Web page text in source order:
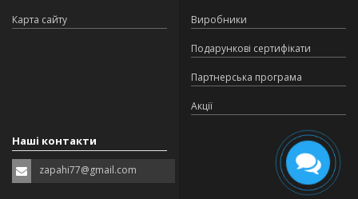
Карта сайту Виробники
Подарункові сертифікати
Партнерська програма
Акції
Наші контакти
zapahi77@gmail.com